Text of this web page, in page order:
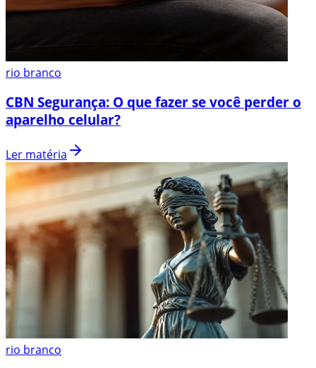
rio branco
CBN Segurança: O que fazer se você perder o
aparelho celular?
Ler matéria
rio branco